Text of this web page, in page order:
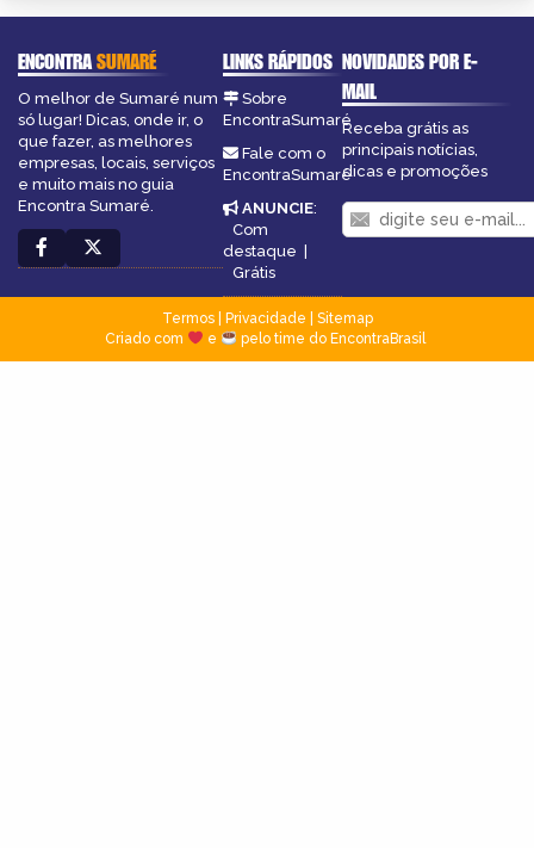
ENCONTRASUMARÉ
O melhor de Sumaré num
só lugar! Dicas, onde ir, o
que fazer, as melhores
empresas, locais, serviços
e muito mais no guia
Encontra Sumaré.
LINKS RÁPIDOS
Sobre
EncontraSumaré
Fale com o
EncontraSumaré
ANUNCIE:
Com
destaque |
Grátis
NOVIDADES POR E-
MAIL
Receba grátis as
principais notícias,
dicas e promoções
Termos| Privacidade
Sitemap
Criado com
e pelo time do EncontraBrasil